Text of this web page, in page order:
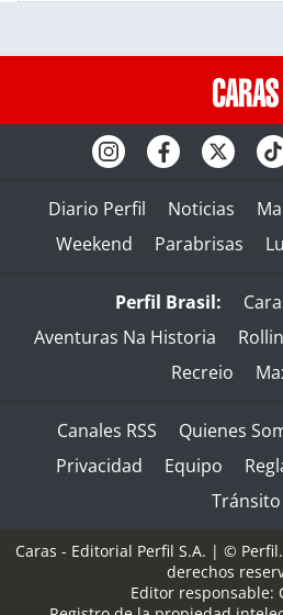
Diario Perfil Noticias
Weekend
Parabrisas
Perfil Brasil:
Aventuras Na Historia
Recreio
Canales RSS Quienes
Privacidad
Equipo
Tránsito
Caras - Editorial Perfil S.A. | ©
derechos
Editor responsable: